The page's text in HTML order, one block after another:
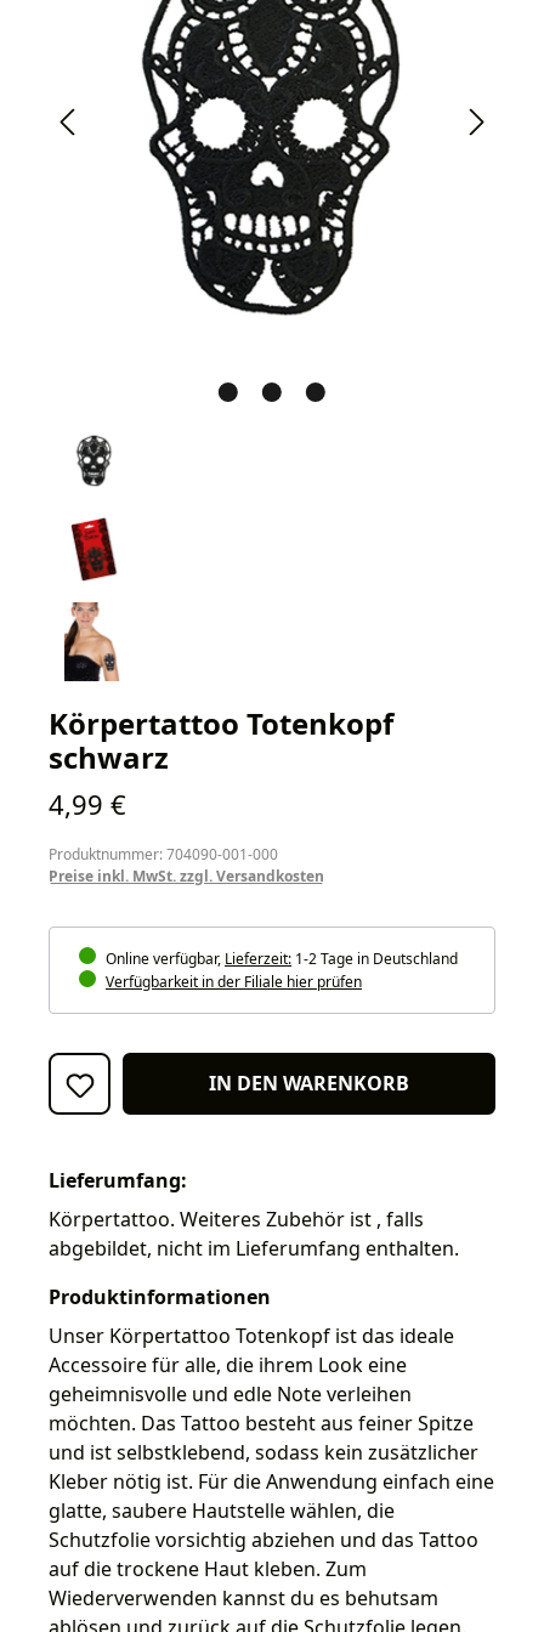
Körpertattoo Totenkopf
schwarz
Regulärer Preis:
4,99 €
Produktnummer: 704090-001-000
Preise inkl. MwSt. zzgl. Versandkosten
Online verfügbar, Lieferzeit: 1-2 Tage in Deutschland
Verfügbarkeit in der Filiale hier prüfen
IN DEN WARENKORB
Lieferumfang:
Körpertattoo. Weiteres Zubehör ist , falls
abgebildet, nicht im Lieferumfang enthalten.
Produktinformationen
Unser Körpertattoo Totenkopf ist das ideale
Accessoire für alle, die ihrem Look eine
geheimnisvolle und edle Note verleihen
möchten. Das Tattoo besteht aus feiner Spitze
und ist selbstklebend, sodass kein zusätzlicher
Kleber nötig ist. Für die Anwendung einfach eine
glatte, saubere Hautstelle wählen, die
Schutzfolie vorsichtig abziehen und das Tattoo
auf die trockene Haut kleben. Zum
Wiederverwenden kannst du es behutsam